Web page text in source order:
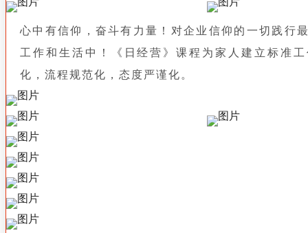
心中有信仰，奋斗有力量！对企业信仰的一切践行
工作和生活中！《日经营》课程为家人建立标准
化，流程规范化，态度严谨化。